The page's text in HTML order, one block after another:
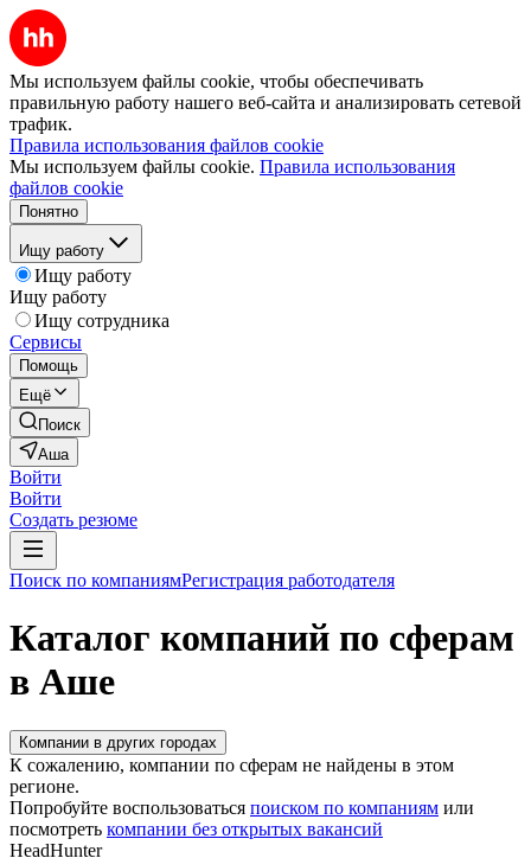
Мы используем файлы cookie, чтобы обеспечивать
правильную работу нашего веб-сайта и анализировать сетевой
трафик.
Правила использования файлов cookie
Мы используем файлы cookie. Правила использования
файлов cookie
Понятно
Ищу работу
Ищу работу
Ищу работу
Ищу сотрудника
Сервисы
Помощь
Ещё
Поиск
Аша
Войти
Войти
Создать резюме
Поиск по компаниямРегистрация работодателя
Каталог компаний по сферам
в Аше
Компании в других городах
К сожалению, компании по сферам не найдены в этом
регионе.
Попробуйте воспользоваться поиском по компаниям или
посмотреть компании без открытых вакансий
HeadHunter